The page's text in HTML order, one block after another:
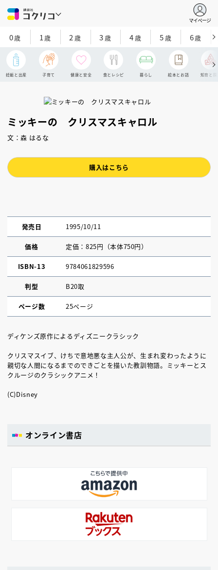
マイページ
0歳 1歳 2 歳 3歳 4歳 5歳 6歳
妊娠と出産 子育て 健康と安全 食とレシピ 暮らし 絵本とお話 知育と探
ミッキーの クリスマスキャロル
文：森 はるな
購入はこちら
発売日 1995/10/11
価格 定価：825円（本体750円）
ISBN-13 9784061829596
判型 B20取
ページ数 25ページ
ディケンズ原作によるディズニークラシック
クリスマスイブ、けちで意地悪な主人公が、生まれ変わったように
親切な人間になるまでのできごとを描いた教訓物語。ミッキーとス
クルージのクラシックアニメ！
(C)Disney
オンライン書店